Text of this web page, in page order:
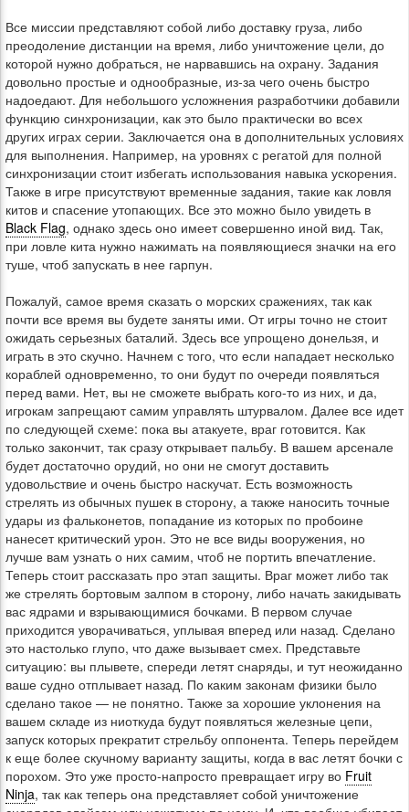
Все миссии представляют собой либо доставку груза, либо
преодоление дистанции на время, либо уничтожение цели, до
которой нужно добраться, не нарвавшись на охрану. Задания
довольно простые и однообразные, из-за чего очень быстро
надоедают. Для небольшого усложнения разработчики добавили
функцию синхронизации, как это было практически во всех
других играх серии. Заключается она в дополнительных условиях
для выполнения. Например, на уровнях с регатой для полной
синхронизации стоит избегать использования навыка ускорения.
Также в игре присутствуют временные задания, такие как ловля
китов и спасение утопающих. Все это можно было увидеть в
Black Flag, однако здесь оно имеет совершенно иной вид. Так,
при ловле кита нужно нажимать на появляющиеся значки на его
туше, чтоб запускать в нее гарпун.
Пожалуй, самое время сказать о морских сражениях, так как
почти все время вы будете заняты ими. От игры точно не стоит
ожидать серьезных баталий. Здесь все упрощено донельзя, и
играть в это скучно. Начнем с того, что если нападает несколько
кораблей одновременно, то они будут по очереди появляться
перед вами. Нет, вы не сможете выбрать кого-то из них, и да,
игрокам запрещают самим управлять штурвалом. Далее все идет
по следующей схеме: пока вы атакуете, враг готовится. Как
только закончит, так сразу открывает пальбу. В вашем арсенале
будет достаточно орудий, но они не смогут доставить
удовольствие и очень быстро наскучат. Есть возможность
стрелять из обычных пушек в сторону, а также наносить точные
удары из фальконетов, попадание из которых по пробоине
нанесет критический урон. Это не все виды вооружения, но
лучше вам узнать о них самим, чтоб не портить впечатление.
Теперь стоит рассказать про этап защиты. Враг может либо так
же стрелять бортовым залпом в сторону, либо начать закидывать
вас ядрами и взрывающимися бочками. В первом случае
приходится уворачиваться, уплывая вперед или назад. Сделано
это настолько глупо, что даже вызывает смех. Представьте
ситуацию: вы плывете, спереди летят снаряды, и тут неожиданно
ваше судно отплывает назад. По каким законам физики было
сделано такое — не понятно. Также за хорошие уклонения на
вашем складе из ниоткуда будут появляться железные цепи,
запуск которых прекратит стрельбу оппонента. Теперь перейдем
к еще более скучному варианту защиты, когда в вас летят бочки с
порохом. Это уже просто-напросто превращает игру во Fruit
Ninja, так как теперь она представляет собой уничтожение